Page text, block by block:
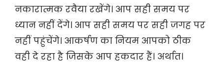
नकारात्मक रवैया रखेंगे। आप सही समय पर
ध्यान नहीं देंगे। आप सही समय पर सही जगह पर
नहीं पहुंचेंगे। आकर्षण का नियम आपको ठीक
वही दे रहा है जिसके आप हकदार हैं। अर्थात।